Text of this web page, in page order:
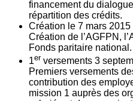
financement du
répartition des crédits.
Création le 7 mars 2015
Création de l’AGFPN,
Fonds paritaire national.
1er versements 3
Premiers versements
contribution des
mission 1 auprès des